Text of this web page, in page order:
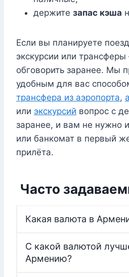
держите запас кэша
Если вы планируете
экскурсии или
обговорить заранее. Мы
удобным для вас
трансфера из аэропорта,
или экскурсий вопрос с
заранее, и вам не нужно
или банкомат в первый
прилёта.
Часто
Какая валюта в
С какой валютой
Армению?